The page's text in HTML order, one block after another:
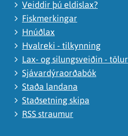
Veiddir þú eldislax?
Fiskmerkingar
Hnúðlax
Hvalreki - tilkynning
Lax- og silungsveiðin - tölur
Sjávardýraorðabók
Staða landana
Staðsetning skipa
RSS straumur